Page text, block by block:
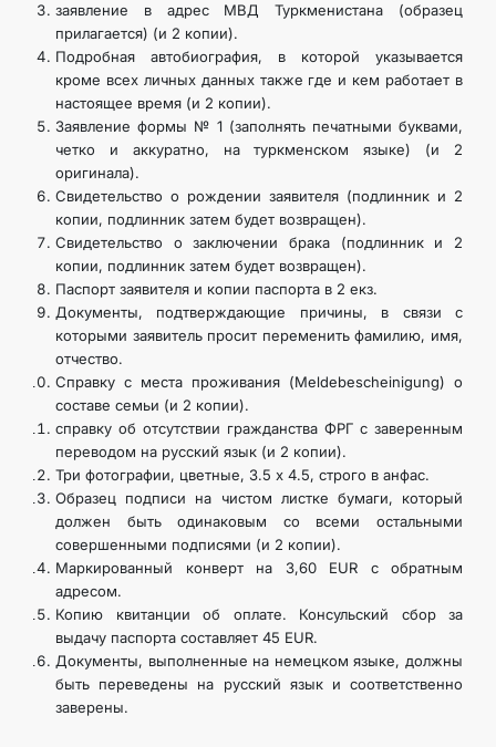
КОНТАКТНЫЕ ДАННЫЕ
заявление в адрес МВД Туркменистана (образец
прилагается) (и 2 копии).
Подробная автобиография, в которой указывается
кроме всех личных данных также где и кем работает в
настоящее время (и 2 копии).
Заявление формы № 1 (заполнять печатными буквами,
четко и аккуратно, на туркменском языке) (и 2
оригинала).
Свидетельство о рождении заявителя (подлинник и 2
копии, подлинник затем будет возвращен).
Свидетельство о заключении брака (подлинник и 2
копии, подлинник затем будет возвращен).
Паспорт заявителя и копии паспорта в 2 екз.
Документы, подтверждающие причины, в связи с
которыми заявитель просит переменить фамилию, имя,
отчество.
Справку с места проживания (Meldebescheinigung) о
составе семьи (и 2 копии).
справку об отсутствии гражданства ФРГ с заверенным
переводом на русский язык (и 2 копии).
Три фотографии, цветные, 3.5 х 4.5, строго в анфас.
Образец подписи на чистом листке бумаги, который
должен быть одинаковым со всеми остальными
совершенными подписями (и 2 копии).
Маркированный конверт на 3,60 EUR с обратным
адресом.
Копию квитанции об оплате. Консульский сбор за
выдачу паспорта составляет 45 EUR.
Документы, выполненные на немецком языке, должны
быть переведены на русский язык и соответственно
заверены.